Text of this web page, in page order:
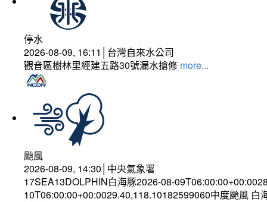
停水
2026-08-09, 16:11│台灣自來水公司
觀音區樹林里經建五路30號漏水搶修 more...
颱風
2026-08-09, 14:30│中央氣象署
17SEA13DOLPHIN白海豚2026-08-
10T06:00:00+00:0029.40,118.10182599060中度颱風 白